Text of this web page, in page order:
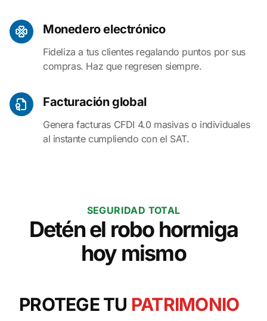
Monedero electrónico
Fideliza a tus clientes regalando puntos por sus
compras. Haz que regresen siempre.
Facturación global
Genera facturas CFDI 4.0 masivas o individuales
al instante cumpliendo con el SAT.
SEGURIDAD TOTAL
Detén el robo hormiga
hoy mismo
PROTEGE TU PATRIMONIO